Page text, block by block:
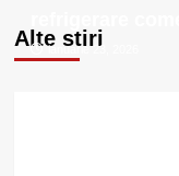
Alte stiri
ianuarie 23, 2026